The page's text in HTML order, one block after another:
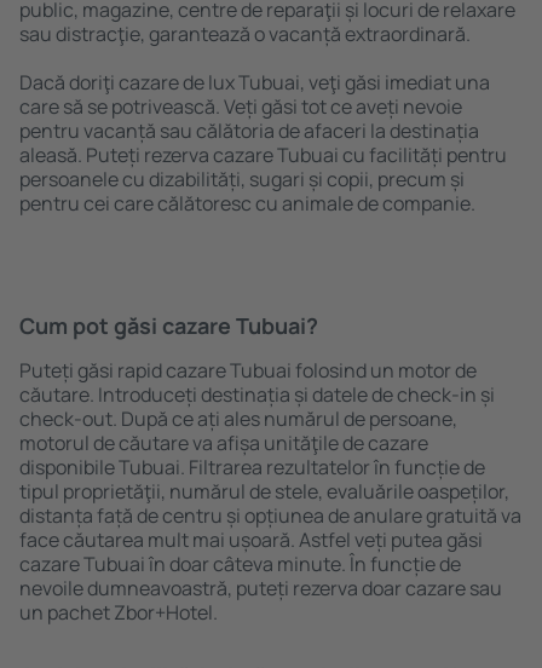
public, magazine, centre de reparaţii și locuri de relaxare
sau distracţie, garantează o vacanță extraordinară.
Dacă doriţi cazare de lux Tubuai, veţi găsi imediat una
care să se potrivească. Veți găsi tot ce aveți nevoie
pentru vacanță sau călătoria de afaceri la destinația
aleasă. Puteți rezerva cazare Tubuai cu facilități pentru
persoanele cu dizabilități, sugari și copii, precum și
pentru cei care călătoresc cu animale de companie.
Cum pot găsi cazare Tubuai?
Puteți găsi rapid cazare Tubuai folosind un motor de
căutare. Introduceți destinația și datele de check-in și
check-out. După ce ați ales numărul de persoane,
motorul de căutare va afișa unităţile de cazare
disponibile Tubuai. Filtrarea rezultatelor în funcție de
tipul proprietăţii, numărul de stele, evaluările oaspeților,
distanța față de centru și opțiunea de anulare gratuită va
face căutarea mult mai ușoară. Astfel veți putea găsi
cazare Tubuai în doar câteva minute. În funcție de
nevoile dumneavoastră, puteți rezerva doar cazare sau
un pachet Zbor+Hotel.